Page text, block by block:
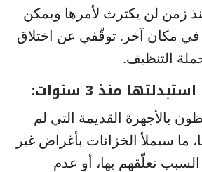
زمن لن يكترث لأمرها ويمكن
مكان آخر. توقّفي عن اختلاق
التنظيف.
بالأجهزة القديمة التي لم
ما سيملأ الخزانات بأغراض غير
تعلّقهم بها، أو عدم